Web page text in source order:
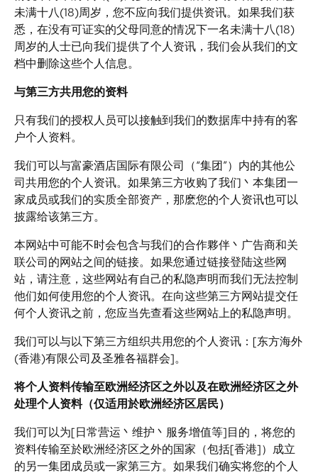
未满十八(18)周岁，您不应向我们提供资讯。如果我们获
悉，在没有可证实的父母同意的情况下一名未满十八(18)
周岁的人士已向我们提供了个人资讯，我们会从我们的文
档中删除这些个人信息。
与第三方共用您的资料
只有我们的授权人员可以接触到我们的数据库中持有的客
户个人资料。
我们可以与富豪酒店国际有限公司（“集团”）内的其他公
司共用您的个人资讯。如果第三方收购了我们丶本集团一
家成员或我们的实质全部资产，那麽您的个人资讯也可以
披露给该第三方。
本网站中可能不时会包含与我们的合作夥伴丶广告商和关
联公司的网站之间的链接。如果您通过链接登陆这些网
站，请注意，这些网站有自己的私隐声明而我们无法控制
他们如何使用您的个人资讯。在向这些第三方网站提交任
何个人资讯之前，您应当先查看这些网站上的私隐声明。
我们可以与以下第三方组织共用您的个人资讯：[东方海外
(香港)有限公司及圣雅各福群会]。
将个人资料传输至欧洲经济区之外以及在欧洲经济区之外
处理个人资料（仅适用於欧洲经济区居民）
我们可以为[日常营运丶维护丶服务增值等]目的，将您的
资料传输至於欧洲经济区之外的国家（包括[香港]）成立
的另一集团成员或一家第三方。如果我们确实将您的个人